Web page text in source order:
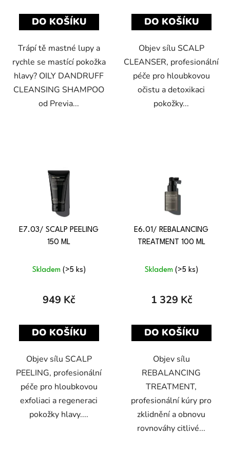
DO KOŠÍKU
Trápí tě mastné lupy a
rychle se mastící pokožka
hlavy? OILY DANDRUFF
CLEANSING SHAMPOO
od Previa...
DO KOŠÍKU
Objev sílu SCALP
CLEANSER, profesionální
péče pro hloubkovou
očistu a detoxikaci
pokožky...
E7.03/ SCALP PEELING
150 ML
Skladem (>5 ks)
949 Kč
DO KOŠÍKU
Objev sílu SCALP
PEELING, profesionální
péče pro hloubkovou
exfoliaci a regeneraci
pokožky hlavy....
E6.01/ REBALANCING
TREATMENT 100 ML
Skladem (>5 ks)
1 329 Kč
DO KOŠÍKU
Objev sílu
REBALANCING
TREATMENT,
profesionální kúry pro
zklidnění a obnovu
rovnováhy citlivé...